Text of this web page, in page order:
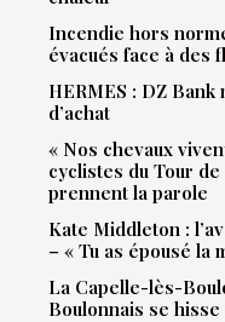
Incendie hors
évacués face à des
HERMES : DZ
d’achat
« Nos chevaux
cyclistes du Tour
prennent la parole
Kate Middleton :
– « Tu as épousé la
La Capelle-lès-
Boulonnais se